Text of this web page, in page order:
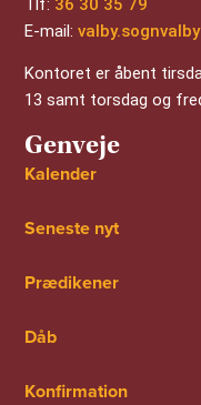
Tlf: 36 30 35 79
E-mail:
Kontoret er åbent
13 samt torsdag og
Genveje
Kalender
Seneste nyt
Prædikener
Dåb
Konfirmation